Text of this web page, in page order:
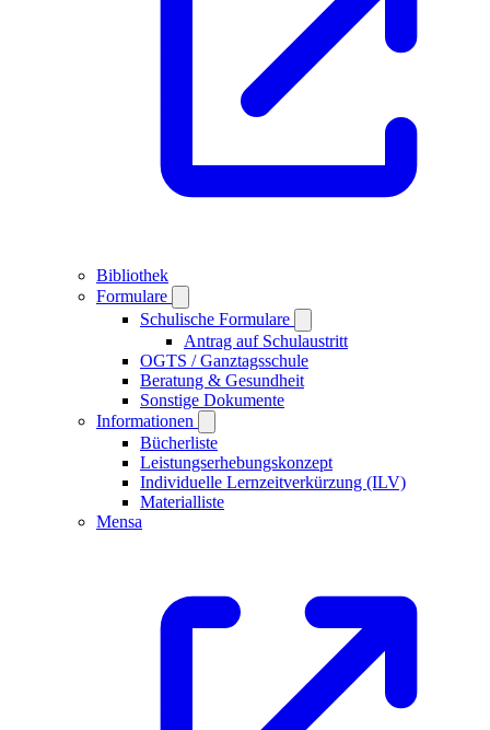
Bibliothek
Formulare
Schulische Formulare
Antrag auf Schulaustritt
OGTS / Ganztagsschule
Beratung & Gesundheit
Sonstige Dokumente
Informationen
Bücherliste
Leistungserhebungskonzept
Individuelle Lernzeitverkürzung (ILV)
Materialliste
Mensa